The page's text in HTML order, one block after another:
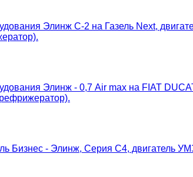
Элинж С-2 на Газель Next,
Элинж - 0,7 Air max на FIAT
Бизнес - Элинж, Серия С4, двигатель